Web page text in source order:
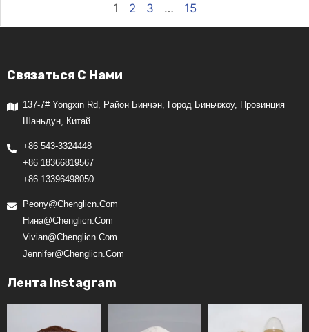
1 2 3 … 15
Связаться С Нами
137-7# Yongxin Rd, Район Бинчэн, Город Биньчжоу, Провинция
Шаньдун, Китай
+86 543-3324448
+86 18366819567
+86 13396498050
Peony@chenglicn.com
Нина@chenglicn.com
Vivian@chenglicn.com
Jennifer@chenglicn.com
Лента Instagram